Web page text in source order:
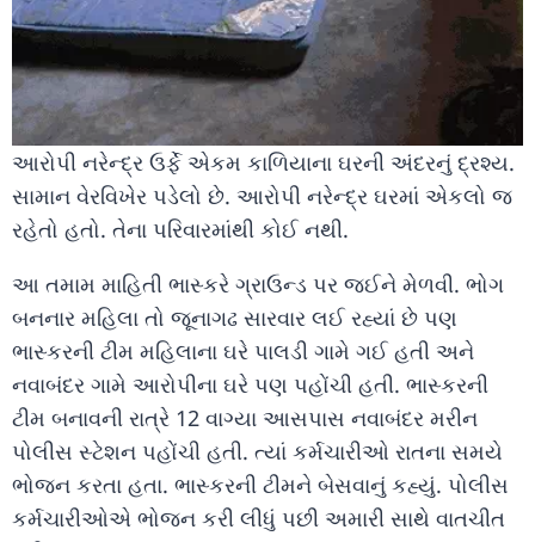
આરોપી નરેન્દ્ર ઉર્ફે એકમ કાળિયાના ઘરની અંદરનું દ્રશ્ય.
સામાન વેરવિખેર પડેલો છે. આરોપી નરેન્દ્ર ઘરમાં એકલો જ
રહેતો હતો. તેના પરિવારમાંથી કોઈ નથી.
આ તમામ માહિતી ભાસ્કરે ગ્રાઉન્ડ પર જઈને મેળવી. ભોગ
બનનાર મહિલા તો જૂનાગઢ સારવાર લઈ રહ્યાં છે પણ
ભાસ્કરની ટીમ મહિલાના ઘરે પાલડી ગામે ગઈ હતી અને
નવાબંદર ગામે આરોપીના ઘરે પણ પહોંચી હતી. ભાસ્કરની
ટીમ બનાવની રાત્રે 12 વાગ્યા આસપાસ નવાબંદર મરીન
પોલીસ સ્ટેશન પહોંચી હતી. ત્યાં કર્મચારીઓ રાતના સમયે
ભોજન કરતા હતા. ભાસ્કરની ટીમને બેસવાનું કહ્યું. પોલીસ
કર્મચારીઓએ ભોજન કરી લીધું પછી અમારી સાથે વાતચીત